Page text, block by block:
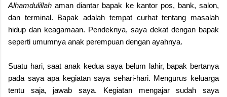
Alhamdulillah aman diantar bapak ke kantor pos, bank, salon,
dan terminal. Bapak adalah tempat curhat tentang masalah
hidup dan keagamaan. Pendeknya, saya dekat dengan bapak
seperti umumnya anak perempuan dengan ayahnya.
Suatu hari, saat anak kedua saya belum lahir, bapak bertanya
pada saya apa kegiatan saya sehari-hari. Mengurus keluarga
tentu saja, jawab saya. Kegiatan mengajar sudah saya